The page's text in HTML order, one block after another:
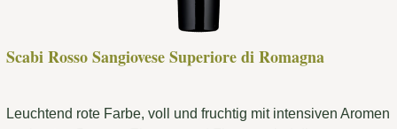
Scabi Rosso Sangiovese Superiore di Romagna
Leuchtend rote Farbe, voll und fruchtig mit intensiven Aromen